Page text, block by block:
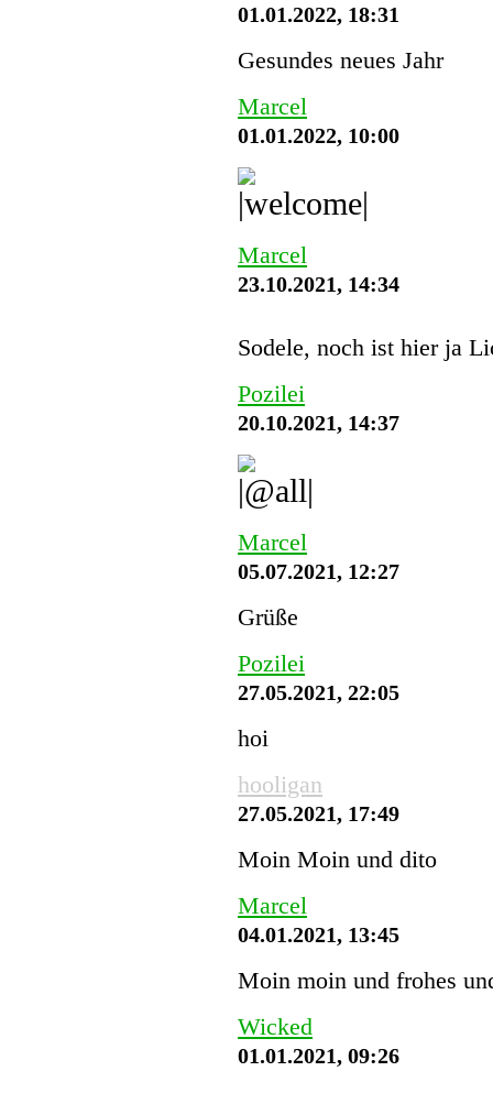
01.01.2022, 18:31
Gesundes neues Jahr
Marcel
01.01.2022, 10:00
Marcel
23.10.2021, 14:34
Sodele, noch ist hier ja
Pozilei
20.10.2021, 14:37
Marcel
05.07.2021, 12:27
Grüße
Pozilei
27.05.2021, 22:05
hoi
hooligan
27.05.2021, 17:49
Moin Moin und dito
Marcel
04.01.2021, 13:45
Moin moin und frohes
Wicked
01.01.2021, 09:26